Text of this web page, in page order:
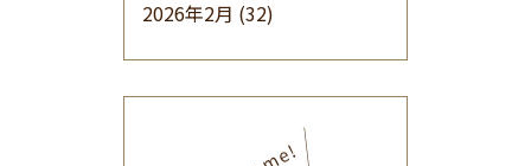
2026年2月 (32)
(32)